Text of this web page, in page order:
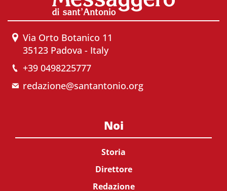
Via Orto Botanico 11
35123 Padova - Italy
+39 0498225777
redazione@santantonio.org
Noi
Storia
Direttore
Redazione